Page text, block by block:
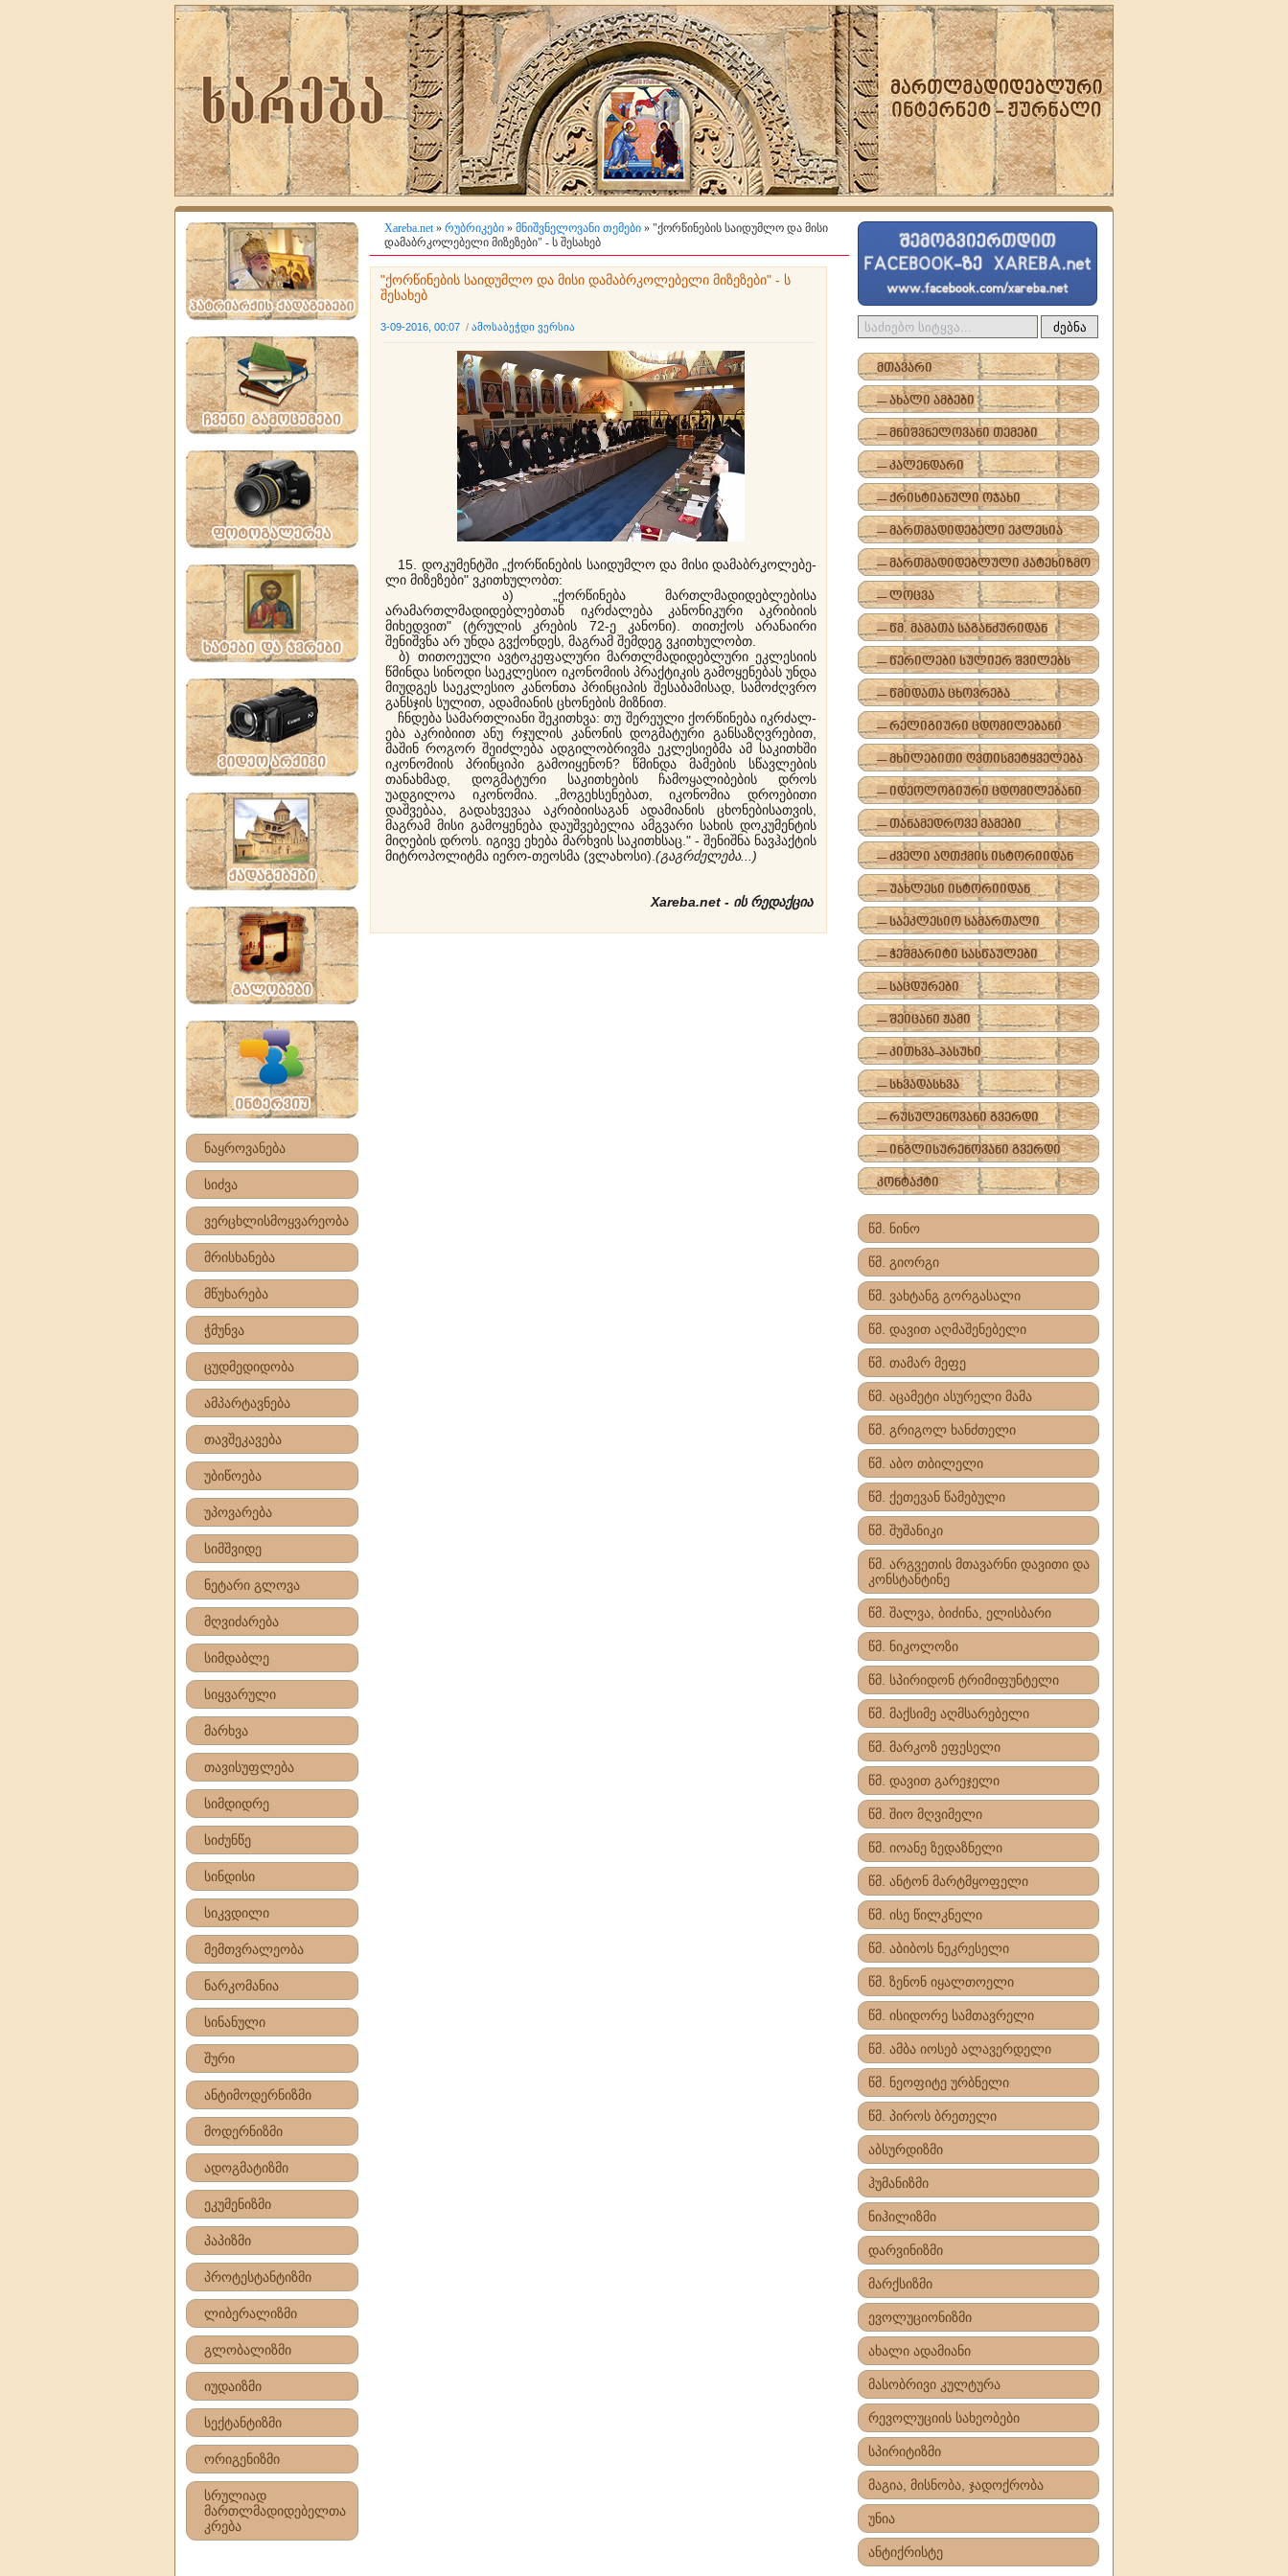
ნაყროვანება
სიძვა
ვერცხლისმოყვარეობა
მრისხანება
მწუხარება
ჭმუნვა
ცუდმედიდობა
ამპარტავნება
თავშეკავება
უბიწოება
უპოვარება
სიმშვიდე
ნეტარი გლოვა
მღვიძარება
სიმდაბლე
სიყვარული
მარხვა
თავისუფლება
სიმდიდრე
სიძუნწე
სინდისი
სიკვდილი
მემთვრალეობა
ნარკომანია
სინანული
შური
ანტიმოდერნიზმი
მოდერნიზმი
ადოგმატიზმი
ეკუმენიზმი
პაპიზმი
პროტესტანტიზმი
ლიბერალიზმი
გლობალიზმი
იუდაიზმი
სექტანტიზმი
ორიგენიზმი
სრულიად
მართლმადიდებელთა
კრება
Xareba.net» რუბრიკები » მნიშვნელოვანი თემები » "ქორწინების საიდუმლო და მისი
დამაბრკოლებელი მიზეზები" - ს შესახებ
"ქორწინების საიდუმლო და მისი დამაბრკოლებელი მიზეზები" - ს
შესახებ
3-09-2016, 00:07 / ამოსაბეჭდი ვერსია
15. დოკუმენტში „ქორწინების საიდუმლო და მისი დამაბრკოლებე-
ლი მიზეზები" ვკითხულობთ:
ა) „ქორწინება მართლმადიდებლებისა
არამართლმადიდებლებთან იკრძალება კანონიკური აკრიბიის
მიხედვით" (ტრულის კრების 72-ე კანონი). თითქოს არანაირი
შენიშვნა არ უნდა გვქონდეს, მაგრამ შემდეგ ვკითხულობთ.
ბ) თითოეული ავტოკეფალური მართლმადიდებლური ეკლესიის
წმინდა სინოდი საეკლესიო იკონომიის პრაქტიკის გამოყენებას უნდა
მიუდგეს საეკლესიო კანონთა პრინციპის შესაბამისად, სამოძღვრო
განსჯის სულით, ადამიანის ცხონების მიზნით.
ჩნდება სამართლიანი შეკითხვა: თუ შერეული ქორწინება იკრძალ-
ება აკრიბიით ანუ რჯულის კანონის დოგმატური განსაზღვრებით,
მაშინ როგორ შეიძლება ადგილობრივმა ეკლესიებმა ამ საკითხში
იკონომიის პრინციპი გამოიყენონ? წმინდა მამების სწავლების
თანახმად, დოგმატური საკითხების ჩამოყალიბების დროს
უადგილოა იკონომია. „მოგეხსენებათ, იკონომია დროებითი
დაშვებაა, გადახვევაა აკრიბიისაგან ადამიანის ცხონებისათვის,
მაგრამ მისი გამოყენება დაუშვებელია ამგვარი სახის დოკუმენტის
მიღების დროს. იგივე ეხება მარხვის საკითხსაც." - შენიშნა ნავჰაქტის
მიტროპოლიტმა იერო-თეოსმა (ვლახოსი). (გაგრძელება...)
Xareba.net - ის რედაქცია
ძებნა
მთავარი
-- ახალი ამბები
-- მნიშვნელოვანი თემები
-- კალენდარი
-- ქრისტიანული ოჯახი
-- მართმადიდებელი ეკლესია
-- მართმადიდებლული კატეხიზმო
-- ლოცვა
-- წმ. მამათა საგანძურიდან
-- წერილები სულიერ შვილებს
-- წმიდათა ცხოვრება
-- რელიგიური ცდომილებანი
-- მხილებითი ღვთისმეტყველება
-- იდეოლოგიური ცდომილებანი
-- თანამედროვე მამები
-- ძველი აღთქმის ისტორიიდან
-- უახლესი ისტორიიდან
-- საეკლესიო სამართალი
-- ჭეშმარიტი სასწაულები
-- საცდურები
-- შეიცანი ჟამი
-- კითხვა-პასუხი
-- სხვადასხვა
-- რუსულენოვანი გვერდი
-- ინგლისურენოვანი გვერდი
კონტაქტი
წმ. ნინო
წმ. გიორგი
წმ. ვახტანგ გორგასალი
წმ. დავით აღმაშენებელი
წმ. თამარ მეფე
წმ. აცამეტი ასურელი მამა
წმ. გრიგოლ ხანძთელი
წმ. აბო თბილელი
წმ. ქეთევან წამებული
წმ. შუშანიკი
წმ. არგვეთის მთავარნი დავითი და
კონსტანტინე
წმ. შალვა, ბიძინა, ელისბარი
წმ. ნიკოლოზი
წმ. სპირიდონ ტრიმიფუნტელი
წმ. მაქსიმე აღმსარებელი
წმ. მარკოზ ეფესელი
წმ. დავით გარეჯელი
წმ. შიო მღვიმელი
წმ. იოანე ზედაზნელი
წმ. ანტონ მარტმყოფელი
წმ. ისე წილკნელი
წმ. აბიბოს ნეკრესელი
წმ. ზენონ იყალთოელი
წმ. ისიდორე სამთავრელი
წმ. ამბა იოსებ ალავერდელი
წმ. ნეოფიტე ურბნელი
წმ. პიროს ბრეთელი
აბსურდიზმი
ჰუმანიზმი
ნიჰილიზმი
დარვინიზმი
მარქსიზმი
ევოლუციონიზმი
ახალი ადამიანი
მასობრივი კულტურა
რევოლუციის სახეობები
სპირიტიზმი
მაგია, მისნობა, ჯადოქრობა
უნია
ანტიქრისტე